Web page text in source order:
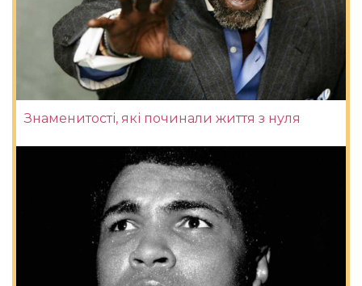
Знаменитості, які починали життя з нуля